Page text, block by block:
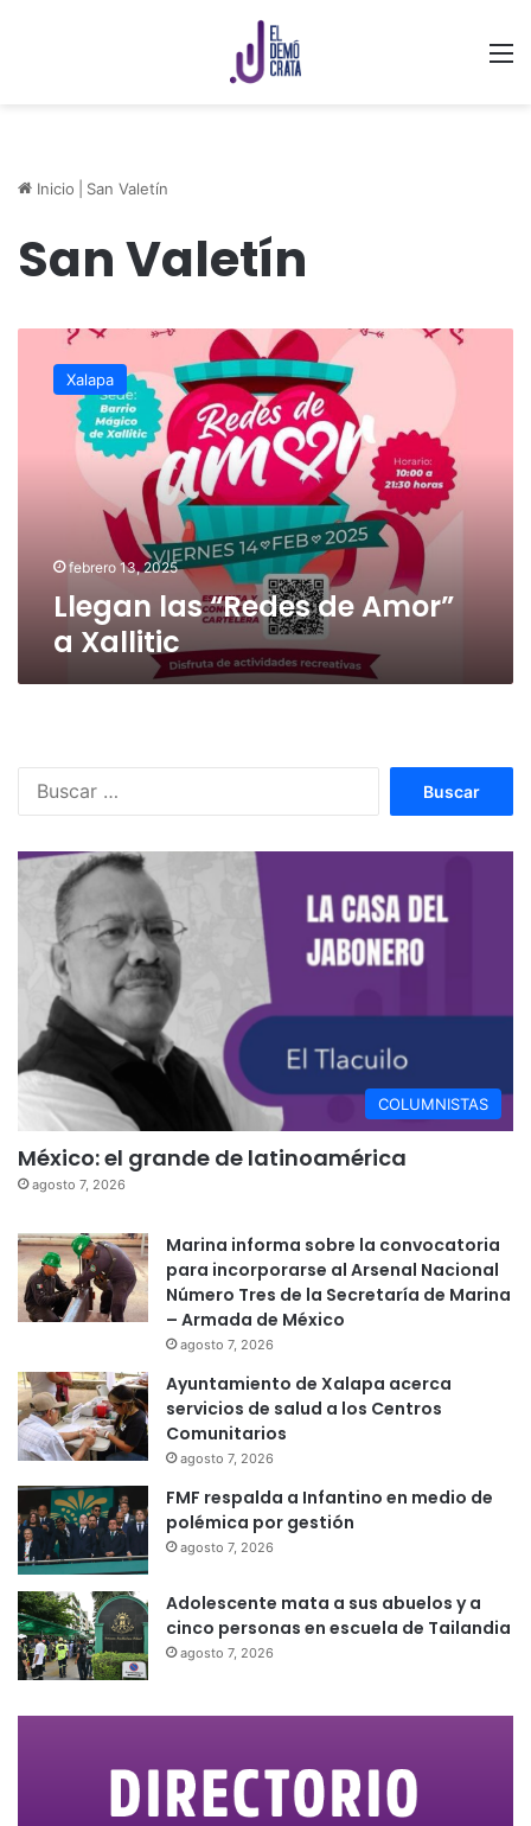
Inicio San Valetín
San Valetín
“RedesXalapa
febrero 13, 2025
Llegan las “Redes de Amor”
a Xallitic
COLUMNISTAS
México: el grande de latinoamérica
agosto 7, 2026
Marina informa sobre la convocatoria
para incorporarse al Arsenal Nacional
Número Tres de la Secretaría de Marina
– Armada de México
agosto 7, 2026
Ayuntamiento de Xalapa acerca
servicios de salud a los Centros
Comunitarios
agosto 7, 2026
FMF respalda a Infantino en medio de
polémica por gestión
agosto 7, 2026
Adolescente mata a sus abuelos y a
cinco personas en escuela de Tailandia
agosto 7, 2026